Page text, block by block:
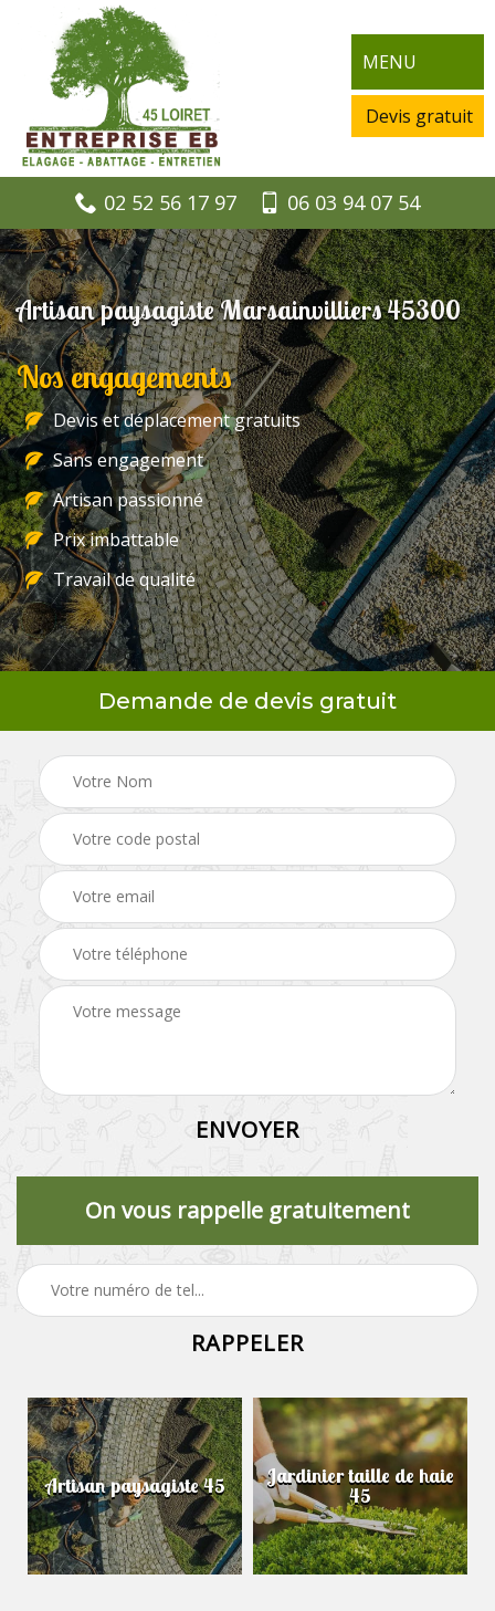
MENU
Devis gratuit
02 52 56 17 97 06 03 94 07 54
Artisan paysagiste Marsainvilliers 45300
Nos engagements
Devis et déplacement gratuits
Sans engagement
Artisan passionné
Prix imbattable
Travail de qualité
Demande de devis gratuit
On vous rappelle gratuitement
Artisan paysagiste 45 Jardinier taille de haie
45